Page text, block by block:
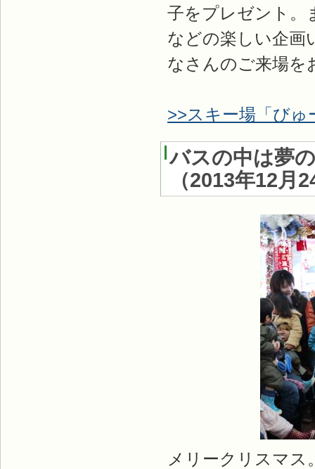
子をプレゼント。
などの楽しい企画
なさんのご来場を
>>スキー場「びゅ
バスの中は夢
（2013年12月
メリークリスマス